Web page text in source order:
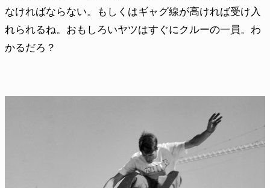
なければならない。もしくはギャグ線が高ければ受け入
れられるね。おもしろいヤツはすぐにクルーの一員。わ
かるだろ？